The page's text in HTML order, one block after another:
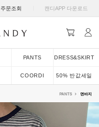
주문조회 캔디APP 다운로드
PANTS DRESS&SKIRT
COORDI 50% 반값세일
PANTS 면바지